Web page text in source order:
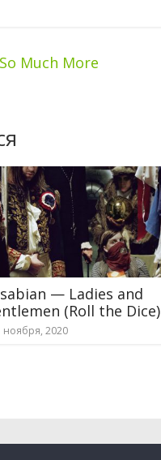
Much More
— Ladies and
(Roll the Dice)
ноября, 2020